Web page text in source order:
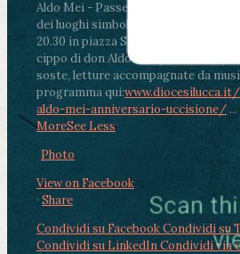
Aldo Mei - Passeggiata della
dei luoghi simbolo della città. Ritrovo
20.30 in piazza San Michele con
cippo di don Aldo Mei (Porta Elisa).
soste, letture accompagnate da
programma qui:
aldo-mei-anniversario-uccisione/ ...
MoreSee Less
Photo
View on Facebook
· Share
Condividi su FacebookCondividi su
Condividi su LinkedInCondividi via